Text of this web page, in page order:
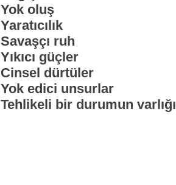
Yok oluş
Yaratıcılık
Savaşçı ruh
Yıkıcı güçler
Cinsel dürtüler
Yok edici unsurlar
Tehlikeli bir durumun varlığı